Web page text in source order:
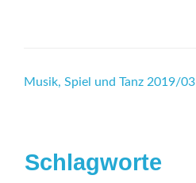
Beitrags-
Musik, Spiel und Tanz 2019/03
Schlagworte